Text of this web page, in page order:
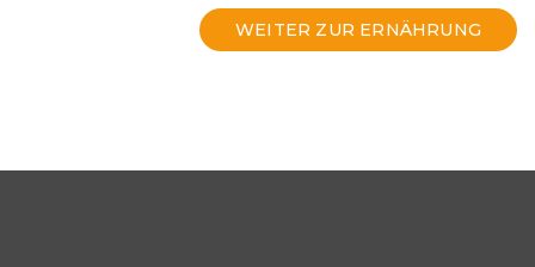
WEITER ZUR ERNÄHRUNG